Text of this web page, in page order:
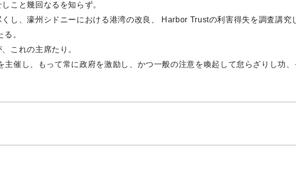
こと幾回なるを知らず。
し、濠州シドニーにおける港湾の改良、 Harbor Trustの利害得失を調査講究
。
これの主席たり。
主催し、もって常に政府を激励し、かつ一般の注意を喚起して怠らざりし功